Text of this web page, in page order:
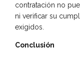
contratación no
ni verificar su
exigidos.
Conclusión